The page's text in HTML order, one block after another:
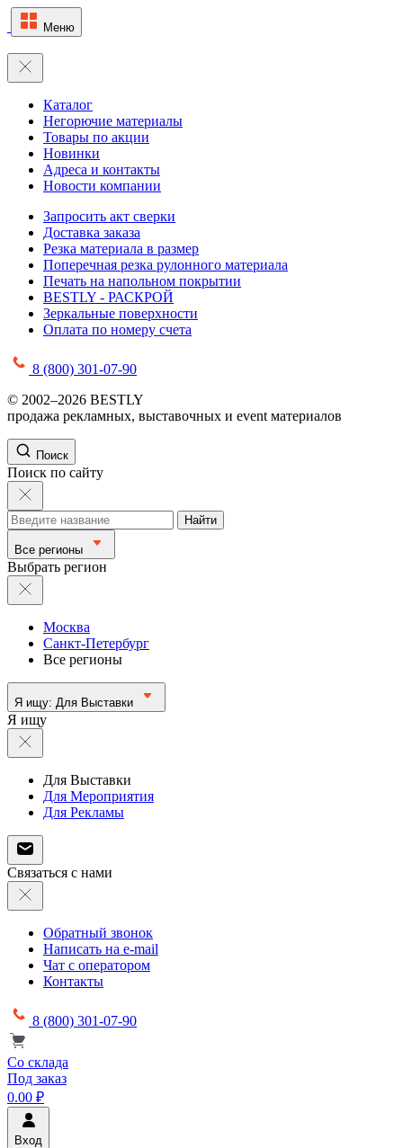
Меню
Каталог
Негорючие материалы
Товары по акции
Новинки
Адреса и контакты
Новости компании
Запросить акт сверки
Доставка заказа
Резка материала в размер
Поперечная резка рулонного материала
Печать на напольном покрытии
BESTLY - РАСКРОЙ
Зеркальные поверхности
Оплата по номеру счета
8 (800) 301-07-90
© 2002–2026 BESTLY
продажа рекламных, выставочных и event материалов
Поиск
Поиск по сайту
Найти
Все регионы
Выбрать регион
Москва
Санкт-Петербург
Все регионы
Я ищу: Для Выставки
Я ищу
Для Выставки
Для Мероприятия
Для Рекламы
Связаться с нами
Обратный звонок
Написать на e-mail
Чат с оператором
Контакты
8 (800) 301-07-90
Со склада
Под заказ
0.00 ₽
Вход